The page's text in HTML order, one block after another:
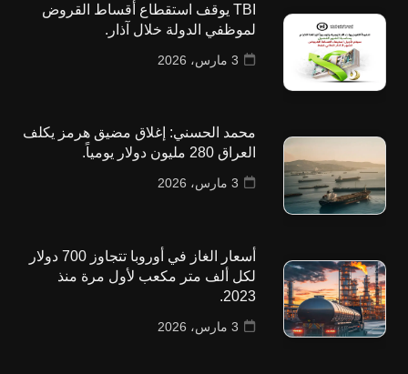
TBI يوقف استقطاع أقساط القروض
لموظفي الدولة خلال آذار.
3 مارس، 2026
محمد الحسني: إغلاق مضيق هرمز يكلف
العراق 280 مليون دولار يومياً.
3 مارس، 2026
أسعار الغاز في أوروبا تتجاوز 700 دولار
لكل ألف متر مكعب لأول مرة منذ
2023.
3 مارس، 2026